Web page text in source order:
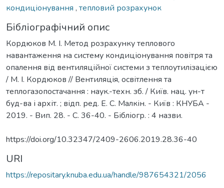
кондиціонування , тепловий розрахунок
Бібліографічний опис
Кордюков М. І. Метод розрахунку теплового
навантаження на систему кондиціонування повітря та
опалення від вентиляційної системи з теплоутилізацією
/ М. І. Кордюков // Вентиляція, освітлення та
теплогазопостачання : наук.-техн. зб. / Київ. нац. ун-т
буд-ва і архіт. ; відп. ред. Е. С. Малкін. - Київ : КНУБА -
2019. - Вип. 28. - С. 36-40. - Бібліогр. : 4 назви.
https://doi.org/10.32347/2409-2606.2019.28.36-40
URI
https://repositary.knuba.edu.ua/handle/987654321/2056